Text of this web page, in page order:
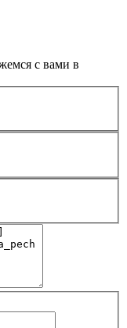
с вами в